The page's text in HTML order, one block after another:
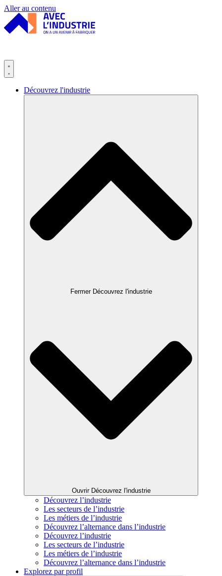
Panneau de gestion des cookies
Aller au contenu
Découvrez l'industrie
Fermer Découvrez l'industrie
Ouvrir Découvrez l'industrie
Découvrez l’industrie
Les secteurs de l’industrie
Les métiers de l’industrie
Découvrez l’alternance dans l’industrie
Découvrez l’industrie
Les secteurs de l’industrie
Les métiers de l’industrie
Découvrez l’alternance dans l’industrie
Explorez par profil